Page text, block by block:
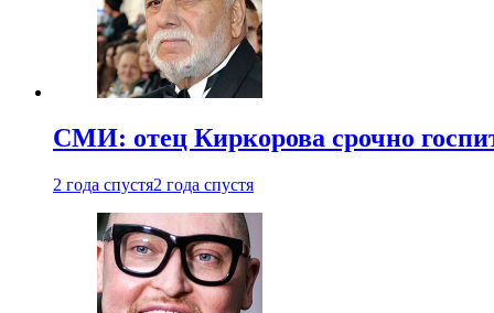
СМИ: отец Киркорова срочно
2 года спустя2 года спустя